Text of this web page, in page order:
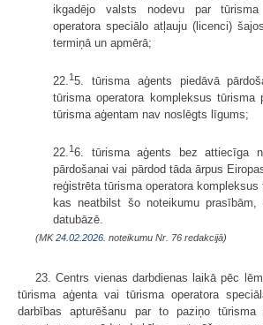
ikgadējo valsts nodevu par
operatora speciālo atļauju (licenci)
termiņā un apmērā;
22.15. tūrisma aģents piedāvā
tūrisma operatora kompleksus tūrisma
tūrisma aģentam nav noslēgts līgums;
22.16. tūrisma aģents bez attiecīga
pārdošanai vai pārdod tāda ārpus
reģistrēta tūrisma operatora
kas neatbilst šo noteikumu prasībām,
datubāzē.
(MK24.02.2026. noteikumu Nr. 76 redakcijā)
23. Centrs vienas darbdienas laikā pēc
tūrisma aģenta vai tūrisma operatora
darbības apturēšanu par to paziņo